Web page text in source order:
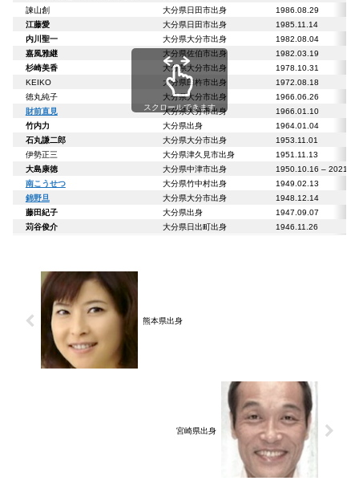
諫山創
大分県日田市出身
1986.08.29
江藤愛
大分県日田市出身
1985.11.14
内川聖一
大分県大分市出身
1982.08.04
嘉風雅継
大分県佐伯市出身
1982.03.19
杉崎美香
大分県大分市出身
1978.10.31
KEIKO
大分県臼杵市出身
1972.08.18
徳丸純子
大分県大分市出身
1966.06.26
財前直見
大分県大分市出身
1966.01.10
竹内力
大分県出身
1964.01.04
石丸謙二郎
大分県大分市出身
1953.11.01
伊勢正三
大分県津久見市出身
1951.11.13
大島康徳
大分県中津市出身
1950.10.16 –
南こうせつ
大分県竹中村出身
1949.02.13
錦野旦
大分県大分市出身
1948.12.14
藤田紀子
大分県出身
1947.09.07
苅谷俊介
大分県日出町出身 1946.11.26
スクロールできます
熊本県出身
宮崎県出身